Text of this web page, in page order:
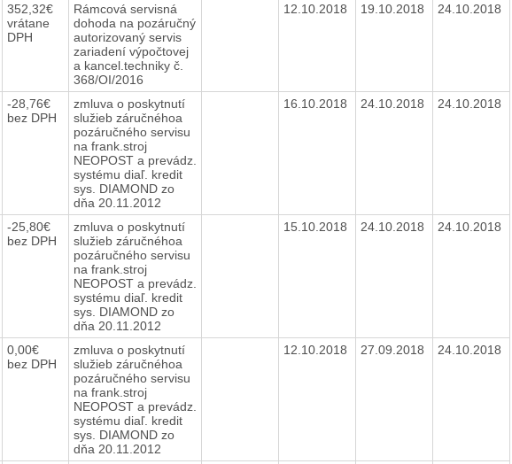
352,32€
vrátane
DPH
Rámcová servisná
dohoda na pozáručný
autorizovaný servis
zariadení výpočtovej
a kancel.techniky č.
368/OI/2016
12.10.2018 19.10.2018 24.10.2018
-28,76€
bez DPH
zmluva o poskytnutí
služieb záručnéhoa
pozáručného servisu
na frank.stroj
NEOPOST a prevádz.
systému diaľ. kredit
sys. DIAMOND zo
dňa 20.11.2012
16.10.2018 24.10.2018 24.10.2018
-25,80€
bez DPH
zmluva o poskytnutí
služieb záručnéhoa
pozáručného servisu
na frank.stroj
NEOPOST a prevádz.
systému diaľ. kredit
sys. DIAMOND zo
dňa 20.11.2012
15.10.2018 24.10.2018 24.10.2018
0,00€
bez DPH
zmluva o poskytnutí
služieb záručnéhoa
pozáručného servisu
na frank.stroj
NEOPOST a prevádz.
systému diaľ. kredit
sys. DIAMOND zo
dňa 20.11.2012
12.10.2018 27.09.2018 24.10.2018